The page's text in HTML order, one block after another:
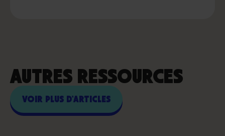
AUTRES RESSOURCES
VOIR PLUS D'ARTICLES